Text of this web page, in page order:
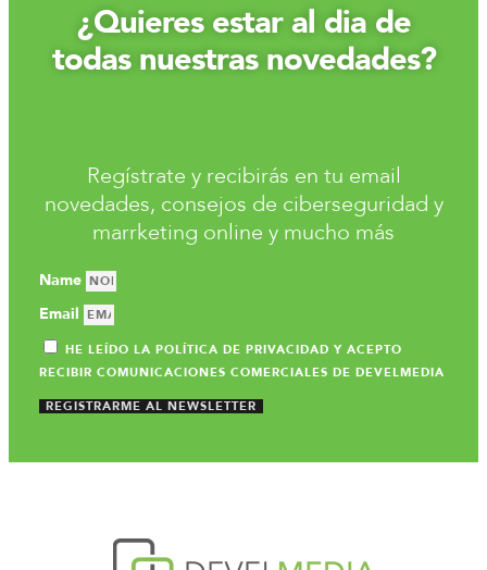
¿Quieres estar al dia de
todas nuestras novedades?
Regístrate y recibirás en tu email
novedades, consejos de ciberseguridad y
marrketing online y mucho más
Name
Email
HE LEÍDO LA POLÍTICA DE PRIVACIDAD Y ACEPTO
RECIBIR COMUNICACIONES COMERCIALES DE DEVELMEDIA
REGISTRARME AL NEWSLETTER